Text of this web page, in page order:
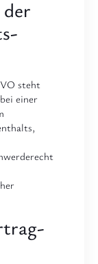
steht
einer